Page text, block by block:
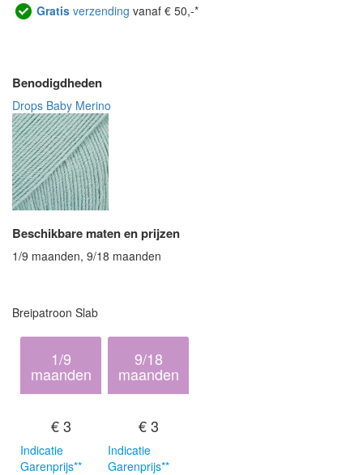
Gratis verzending vanaf € 50,-*
Benodigdheden
Drops Baby Merino
Beschikbare maten en prijzen
1/9 maanden, 9/18 maanden
Breipatroon Slab
1/9
maanden
€ 3
Indicatie
Garenprijs**
9/18
maanden
€ 3
Indicatie
Garenprijs**